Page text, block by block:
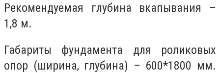
Рекомендуемая глубина вкапывания –
1,8 м.
Габариты фундамента для роликовых
опор (ширина, глубина) – 600*1800 мм.